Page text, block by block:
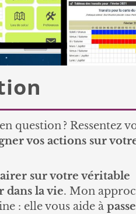
question ? Ressentez
vos actions sur
sur votre véritable
dans la vie. Mon
: elle vous aide à